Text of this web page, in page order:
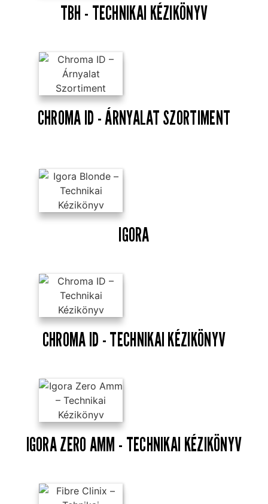
TBH - TECHNIKAI KÉZIKÖNYV
CHROMA ID - ÁRNYALAT SZORTIMENT
IGORA
CHROMA ID - TECHNIKAI KÉZIKÖNYV
IGORA ZERO AMM - TECHNIKAI KÉZIKÖNYV